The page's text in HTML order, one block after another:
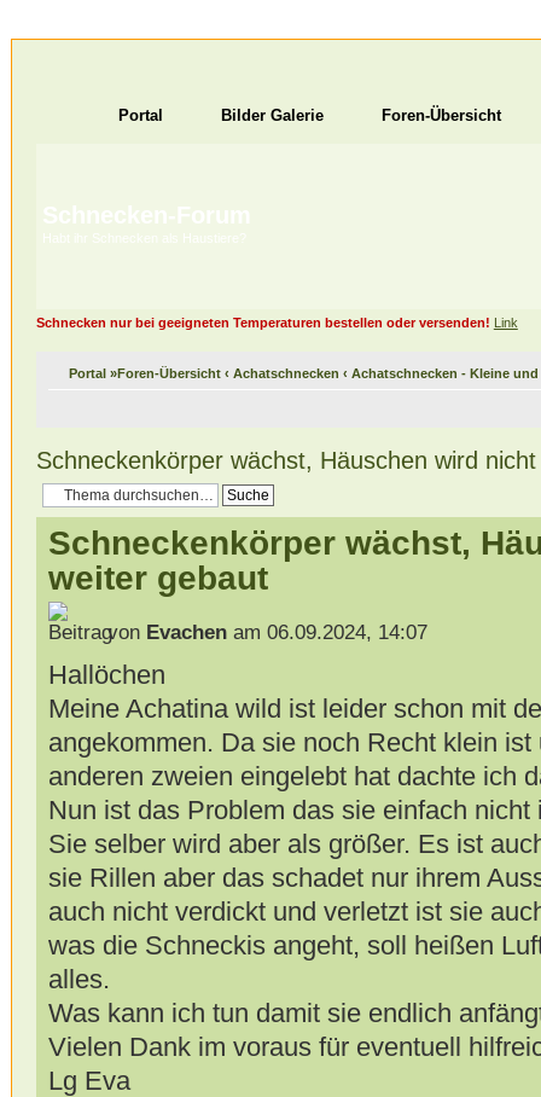
Portal Bilder Galerie Foren-Übersicht
Schnecken-Forum
Habt ihr Schnecken als Haustiere?
Schnecken nur bei geeigneten Temperaturen bestellen oder versenden! Link
Portal»Foren-Übersicht ‹ Achatschnecken ‹ Achatschnecken - Kleine
Schneckenkörper wächst, Häuschen wird
Schneckenkörper wächst,
weiter gebaut
von Evachenam 06.09.2024, 14:07
Hallöchen
Meine Achatina wild ist leider schon mit
angekommen. Da sie noch Recht klein
anderen zweien eingelebt hat dachte ich
Nun ist das Problem das sie einfach
Sie selber wird aber als größer. Es ist
sie Rillen aber das schadet nur ihrem
auch nicht verdickt und verletzt ist sie
was die Schneckis angeht, soll heißen
alles.
Was kann ich tun damit sie endlich
Vielen Dank im voraus für eventuell
Lg Eva